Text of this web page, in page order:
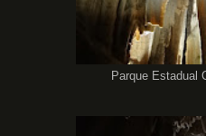
Parque Estadual